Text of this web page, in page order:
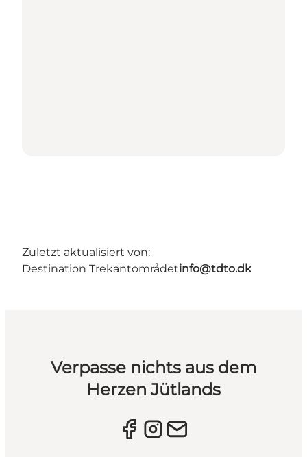
Zuletzt aktualisiert von:
Destination Trekantområdetinfo@tdto.dk
Verpasse nichts aus dem
Herzen Jütlands